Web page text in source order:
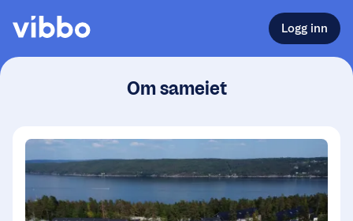
Logg inn
Om sameiet